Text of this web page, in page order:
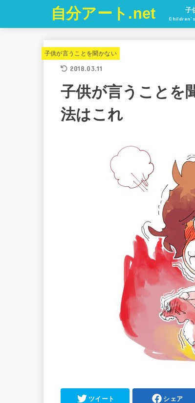
自分アート.net 子
子供が言うことを聞かない
2018.03.11
子供が言うことを
法はこれ
ツイート シェア